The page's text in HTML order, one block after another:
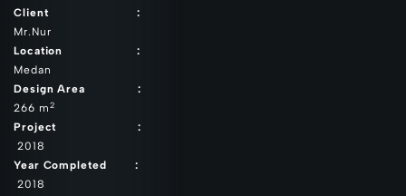
Client :
Mr.Nur
Location :
Medan
Design Area :
266 m2
Project :
2018
Year Completed :
2018